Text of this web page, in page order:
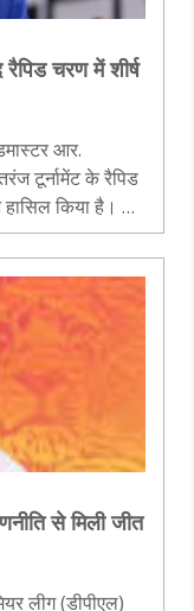
चरण में शीर्ष
टूर्नामेंट के रैपिड
किया है। नौ
जुटाए और इसी..
से मिली जीत